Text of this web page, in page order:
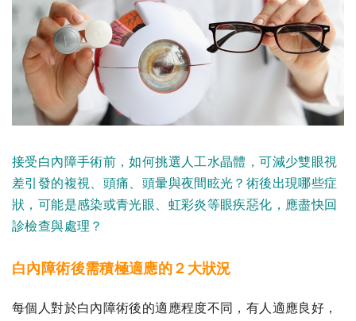
接受白內障手術前，如何挑選人工水晶體，可減少雙眼視
差引發的複視、頭痛、頭暈與夜間眩光？術後出現哪些症
狀，可能是感染或青光眼、虹彩炎等眼疾惡化，應盡快回
診檢查與處理？
白內障術後需積極適應的２大狀況
每個人對於白內障術後的適應程度不同，有人適應良好，